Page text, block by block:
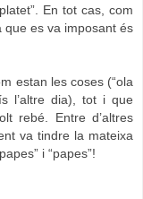
En tot cas, com
que es va imposant és
estan les coses (“ola
l’altre dia), tot i que
rebé. Entre d’altres
va tindre la mateixa
i “papes”!